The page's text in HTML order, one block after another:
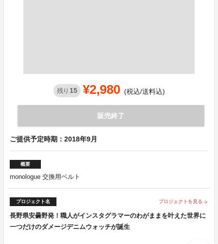
残り 15 ¥2,980 (税込/送料込)
販売終了
ご提供予定時期：2018年9月
概要
monologue 交換用ベルト
プロジェクト名 プロジェクトを見る arrow_forward
長野県安曇野発！職人がインスタグラマーのわがままを叶えた世界に
一つだけのダメージデニムウォッチが誕生